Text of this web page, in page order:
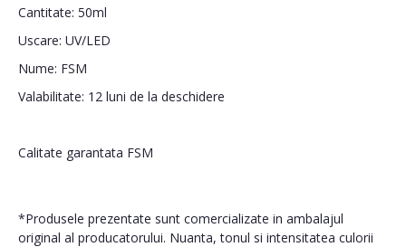
Cantitate: 50ml
Uscare: UV/LED
Nume: FSM
Valabilitate: 12 luni de la deschidere
Calitate garantata FSM
*Produsele prezentate sunt comercializate in ambalajul
original al producatorului. Nuanta, tonul si intensitatea culorii